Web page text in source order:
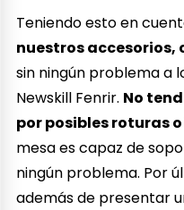
Teniendo esto en
nuestros accesorios,
sin ningún problema a
Newskill Fenrir. No
por posibles roturas
mesa es capaz de
ningún problema. Por
además de presentar